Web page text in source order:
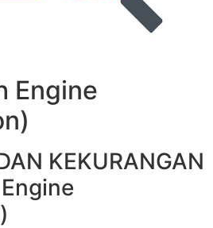
Engine
KEKURANGAN